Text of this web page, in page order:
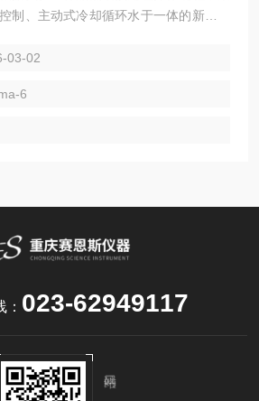
制、主动式冷却循环水于一体的新型智
终点自动识别、高效回流。$n广泛应用
馏处理的场所，如挥发酚、赛恩斯、氨
等项目的蒸馏实验。
03-02
6
： 023-62949117